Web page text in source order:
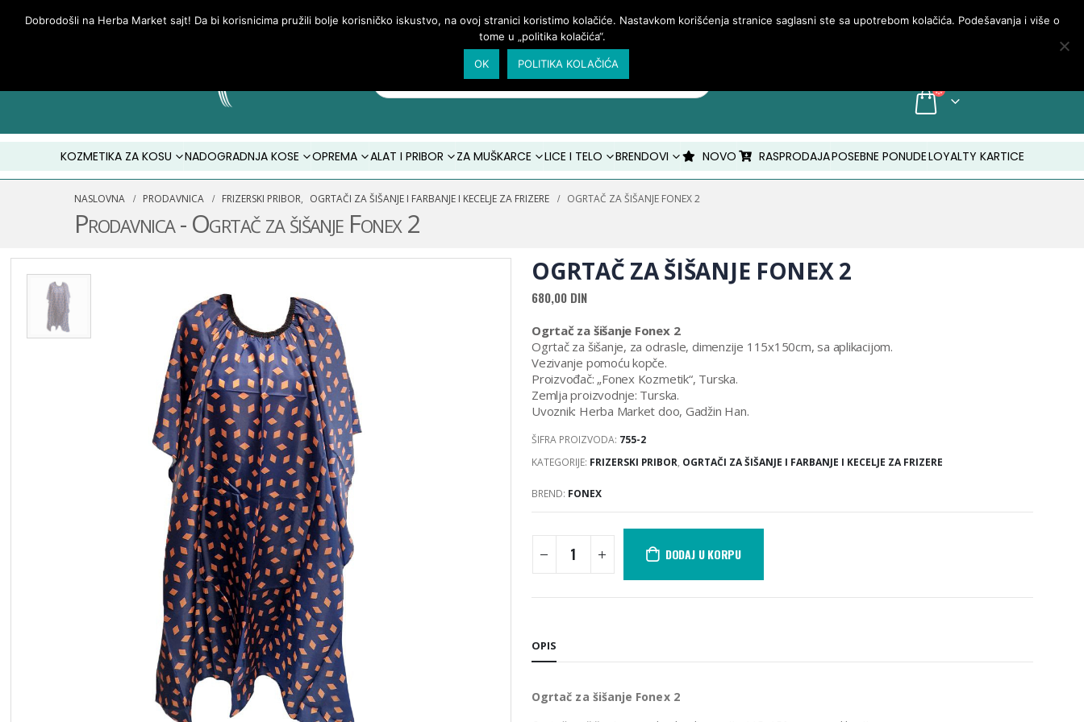
PRIJAVA/MOJ NALOG
KOZMETIKA ZA KOSU NADOGRADNJA KOSE OPREMA ALAT I PRIBOR ZA MUŠKARCE LICE I TELO BRENDOVI NOVO RASPRODAJAPOSEBNE PONUDELOYALTY KARTICE
NASLOVNA PRODAVNICA FRIZERSKI PRIBOR, OGRTAČI ZA ŠIŠANJE I FARBANJE I KECELJE ZA FRIZERE OGRTAČ ZA ŠIŠANJE FONEX 2
Prodavnica - Ogrtač za šišanje Fonex 2
OGRTAČ ZA ŠIŠANJE FONEX 2
680,00 DIN
Ogrtač za šišanje Fonex 2
Ogrtač za šišanje, za odrasle, dimenzije 115x150cm, sa aplikacijom.
Vezivanje pomoću kopče.
Proizvođač: „Fonex Kozmetik“, Turska.
Zemlja proizvodnje: Turska.
Uvoznik: Herba Market doo, Gadžin Han.
ŠIFRA PROIZVODA: 755-2
KATEGORIJE: FRIZERSKI PRIBOR, OGRTAČI ZA ŠIŠANJE I FARBANJE I KECELJE ZA FRIZERE
BREND: FONEX
DODAJ U KORPU
OPIS
Ogrtač za šišanje Fonex 2
Dobrodošli na Herba Market sajt! Da bi korisnicima pružili bolje korisničko iskustvo, na ovoj stranici koristimo kolačiće. Nastavkom korišćenja stranice saglasni ste sa upotrebom kolačića. Podešavanja i više o
tome u „politika kolačića“.
OK POLITIKA KOLAČIĆA